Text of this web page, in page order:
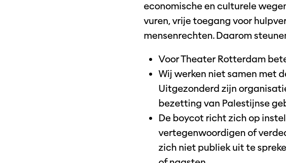
economische en culturele
vuren, vrije toegang voor
mensenrechten. Daarom
Voor Theater Rotterdam
Wij werken niet samen met
Uitgezonderd zijn
bezetting van Palestijnse
De boycot richt zich op
vertegenwoordigen of
zich niet publiek uit te